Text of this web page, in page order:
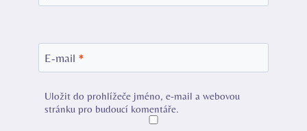
E-mail *
Uložit do prohlížeče jméno, e-mail a webovou
stránku pro budoucí komentáře.